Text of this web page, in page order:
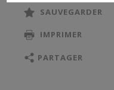
la vaste salle à
magnifique vue sur
discret avec un sol
SAUVEGARDER
IMPRIMER
PARTAGER